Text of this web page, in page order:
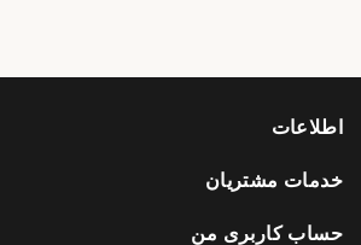
اطلاعات
خدمات مشتریان
حساب کاربری من